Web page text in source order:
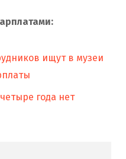
ищут в музеи
года нет